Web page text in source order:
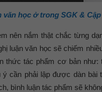
văn học ở trong SGK &
nên nắm thật chắc từng
luận văn học sẽ chiếm
thức tác phẩm cơ bản
cần phải lập được dàn bài
bình luận tác phẩm sẽ